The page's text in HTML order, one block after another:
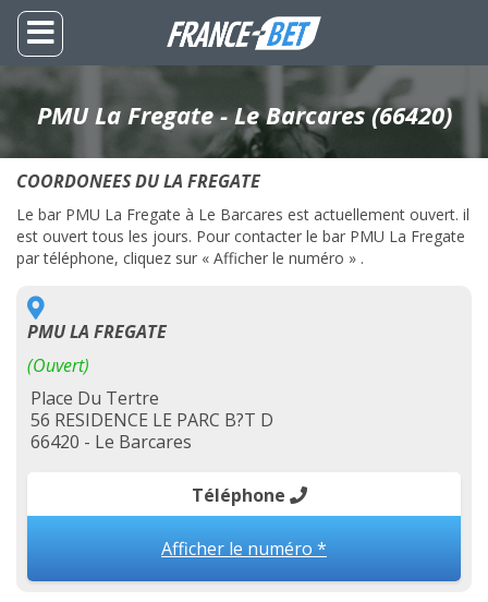
PMU La Fregate - Le Barcares (66420)
COORDONEES DU LA FREGATE
Le bar PMU La Fregate à Le Barcares est actuellement ouvert. il
est ouvert tous les jours. Pour contacter le bar PMU La Fregate
par téléphone, cliquez sur « Afficher le numéro » .
PMU LA FREGATE
(Ouvert)
Place Du Tertre
56 RESIDENCE LE PARC B?T D
66420 - Le Barcares
Téléphone
Afficher le numéro *